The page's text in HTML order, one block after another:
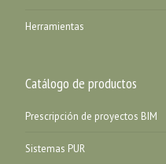
Herramientas
Catálogo de productos
Prescripción de proyectos BIM
Sistemas PUR